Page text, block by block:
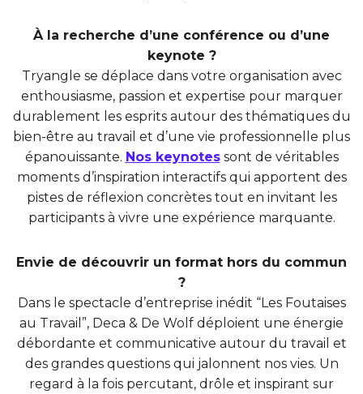
À la recherche d’une conférence ou d’une
keynote ?
Tryangle se déplace dans votre organisation avec
enthousiasme, passion et expertise pour marquer
durablement les esprits autour des thématiques du
bien-être au travail et d’une vie professionnelle plus
épanouissante. Nos keynotessont de véritables
moments d’inspiration interactifs qui apportent des
pistes de réflexion concrètes tout en invitant les
participants à vivre une expérience marquante.
Envie de découvrir un format hors du commun
?
Dans le spectacle d’entreprise inédit “Les Foutaises
au Travail”, Deca & De Wolf déploient une énergie
débordante et communicative autour du travail et
des grandes questions qui jalonnent nos vies. Un
regard à la fois percutant, drôle et inspirant sur